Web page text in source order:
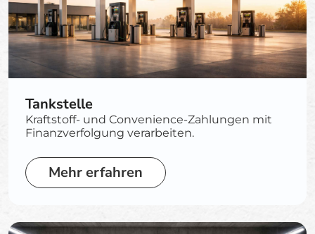
Tankstelle
Kraftstoff- und Convenience-Zahlungen mit
Finanzverfolgung verarbeiten.
Mehr erfahren